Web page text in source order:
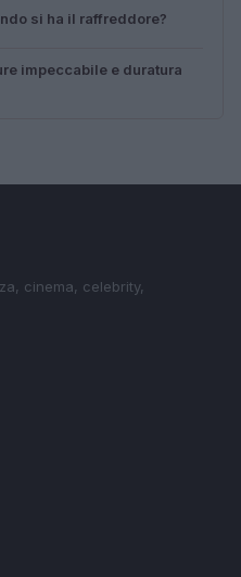
si ha il raffreddore?
impeccabile e duratura
cinema, celebrity,